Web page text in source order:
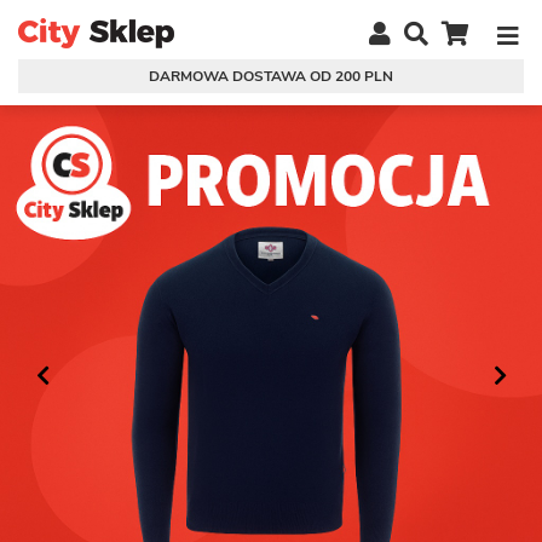
DARMOWA DOSTAWA OD 200 PLN